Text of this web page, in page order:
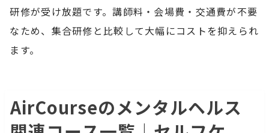
研修が受け放題です。講師料・会場費・交通費が不要
なため、集合研修と比較して大幅にコストを抑えられ
ます。
AirCourseのメンタルヘルス